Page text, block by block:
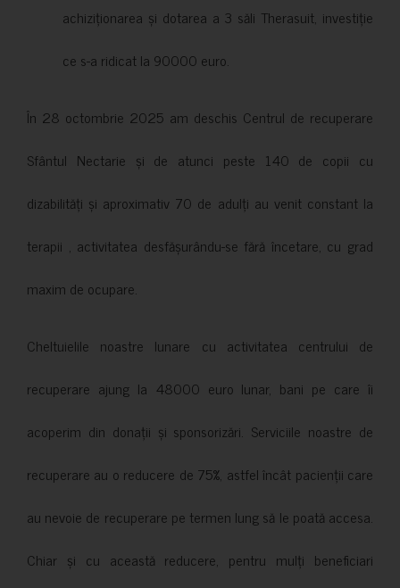
achiziționarea și dotarea a 3 săli Therasuit, investiție
ce s-a ridicat la 90000 euro.
În 28 octombrie 2025 am deschis Centrul de recuperare
Sfântul Nectarie și de atunci peste 140 de copii cu
dizabilități și aproximativ 70 de adulți au venit constant la
terapii , activitatea desfășurându-se fără încetare, cu grad
maxim de ocupare.
Cheltuielile noastre lunare cu activitatea centrului de
recuperare ajung la 48000 euro lunar, bani pe care îi
acoperim din donații și sponsorizări. Serviciile noastre de
recuperare au o reducere de 75%, astfel încât pacienții care
au nevoie de recuperare pe termen lung să le poată accesa.
Chiar și cu această reducere, pentru mulți beneficiari